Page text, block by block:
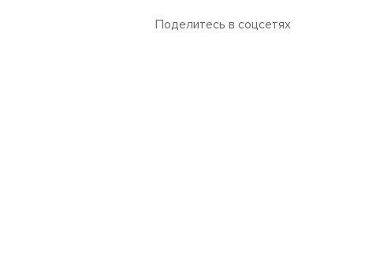
Поделитесь в соцсетях